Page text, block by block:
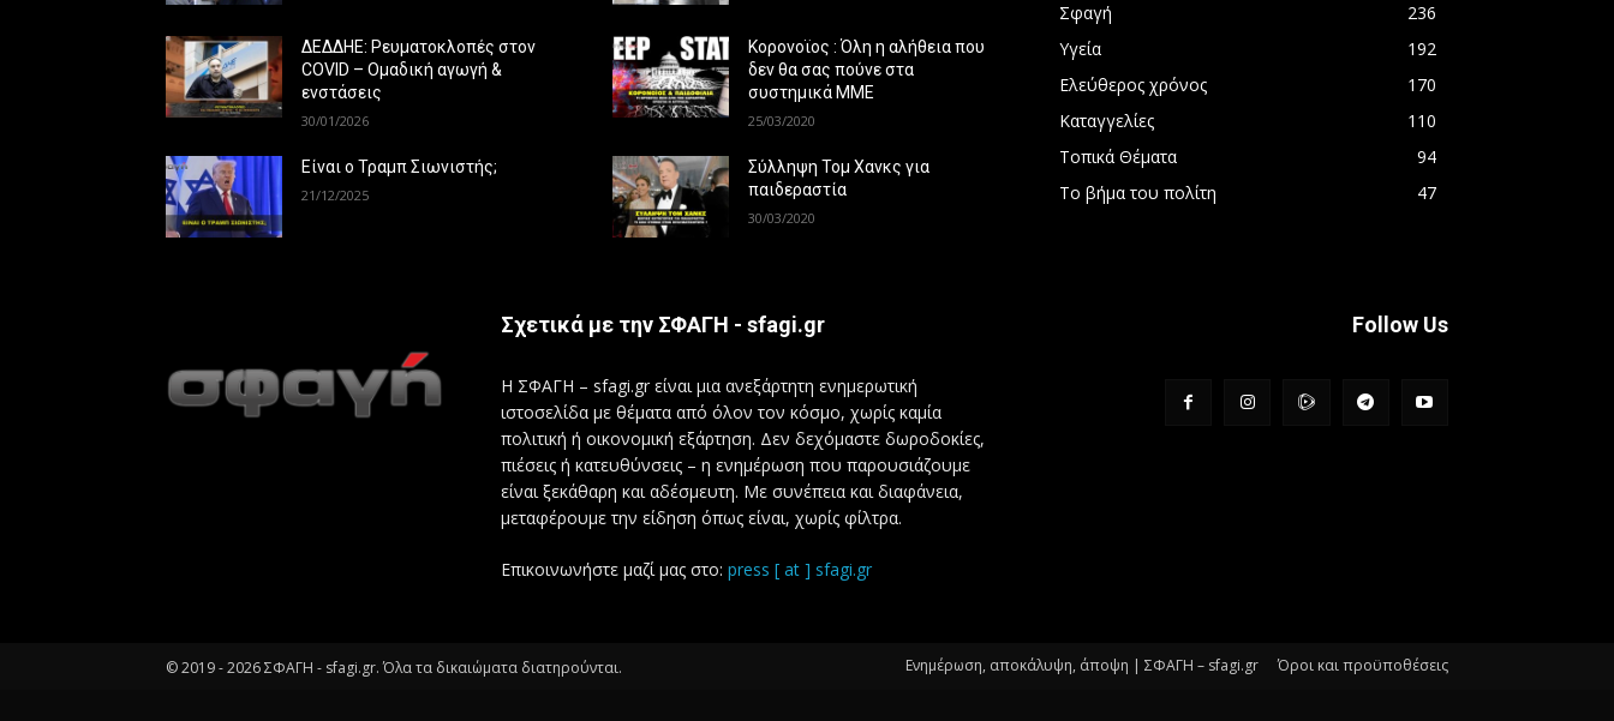
ΔΕΔΔΗΕ: Ρευματοκλοπές στον
COVID – Ομαδική αγωγή &
ενστάσεις
30/01/2026
Είναι ο Τραμπ Σιωνιστής;
21/12/2025
Κορονοϊος : Όλη η αλήθεια που
δεν θα σας πούνε στα
συστημικά ΜΜΕ
25/03/2020
Σύλληψη Τομ Χανκς για
παιδεραστία
30/03/2020
Σφαγή
236
Υγεία
192
Ελεύθερος χρόνος
170
Καταγγελίες
110
Τοπικά Θέματα
94
Το βήμα του πολίτη
47
Σχετικά με την ΣΦΑΓΗ - sfagi.gr
Η ΣΦΑΓΗ – sfagi.gr είναι μια ανεξάρτητη ενημερωτική
ιστοσελίδα με θέματα από όλον τον κόσμο, χωρίς καμία
πολιτική ή οικονομική εξάρτηση. Δεν δεχόμαστε δωροδοκίες,
πιέσεις ή κατευθύνσεις – η ενημέρωση που παρουσιάζουμε
είναι ξεκάθαρη και αδέσμευτη. Με συνέπεια και διαφάνεια,
μεταφέρουμε την είδηση όπως είναι, χωρίς φίλτρα.
Επικοινωνήστε μαζί μας στο: press [ at ] sfagi.gr
Follow Us
© 2019 -2026ΣΦΑΓΗ - sfagi.gr. Όλα τα δικαιώματα διατηρούνται. Ενημέρωση, αποκάλυψη, άποψη | ΣΦΑΓΗ – sfagi.gr Όροι και προϋποθέσεις